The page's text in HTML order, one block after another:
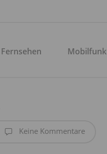
Fernsehen Mobilfunk
Keine Kommentare